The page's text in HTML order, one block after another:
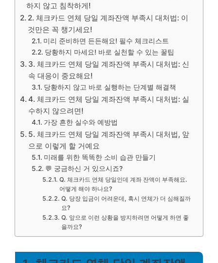
하지 않고 침착하게!
2. 체크카드 연체 당일 계좌잔액 부족시 대처법: 이
것만은 꼭 챙기세요!
미리 준비하면 든든해요! 필수 체크리스트
당황하지 마세요! 바로 실천할 수 있는 꿀팁
3. 체크카드 연체 당일 계좌잔액 부족시 대처법: 신
속 대응이 중요해요!
당황하지 않고 바로 실행하는 단계별 해결책
4. 체크카드 연체 당일 계좌잔액 부족시 대처법: 실
수하지 않으려면!
가장 흔한 실수와 예방법
5. 체크카드 연체 당일 계좌잔액 부족시 대처법, 앞
으로 이렇게 할 거예요
미래를 위한 똑똑한 소비 습관 만들기
💬 궁금하신 거 있으시죠?
Q. 체크카드 연체 당일인데 계좌 잔액이 부족해요.
어떻게 해야 하나요?
Q. 당장 입금이 어려운데, 혹시 연체가 더 심해질까
요?
Q. 앞으로 이런 상황을 방지하려면 어떻게 하면 좋
을까요?